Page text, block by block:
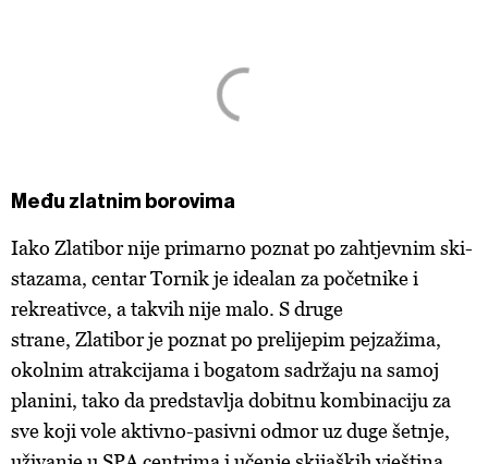
Među zlatnim borovima
Iako Zlatibor nije primarno poznat po zahtjevnim ski-
stazama, centar Tornik je idealan za početnike i
rekreativce, a takvih nije malo. S druge
strane, Zlatibor je poznat po prelijepim pejzažima,
okolnim atrakcijama i bogatom sadržaju na samoj
planini, tako da predstavlja dobitnu kombinaciju za
sve koji vole aktivno-pasivni odmor uz duge šetnje,